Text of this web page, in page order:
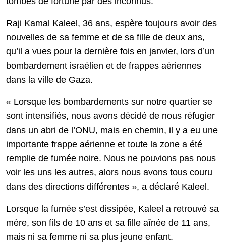
Raji Kamal Kaleel, 36 ans, espère toujours avoir des
nouvelles de sa femme et de sa fille de deux ans,
qu’il a vues pour la dernière fois en janvier, lors d’un
bombardement israélien et de frappes aériennes
dans la ville de Gaza.
« Lorsque les bombardements sur notre quartier se
sont intensifiés, nous avons décidé de nous réfugier
dans un abri de l’ONU, mais en chemin, il y a eu une
importante frappe aérienne et toute la zone a été
remplie de fumée noire. Nous ne pouvions pas nous
voir les uns les autres, alors nous avons tous couru
dans des directions différentes », a déclaré Kaleel.
Lorsque la fumée s’est dissipée, Kaleel a retrouvé sa
mère, son fils de 10 ans et sa fille aînée de 11 ans,
mais ni sa femme ni sa plus jeune enfant.